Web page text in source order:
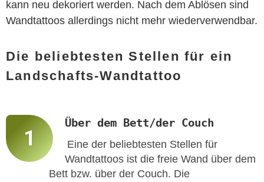
kann neu dekoriert werden. Nach dem Ablösen sind
Wandtattoos allerdings nicht mehr wiederverwendbar.
Die beliebtesten Stellen für ein
Landschafts-Wandtattoo
Über dem Bett/der Couch
Eine der beliebtesten Stellen für
Wandtattoos ist die freie Wand über dem
Bett bzw. über der Couch. Die